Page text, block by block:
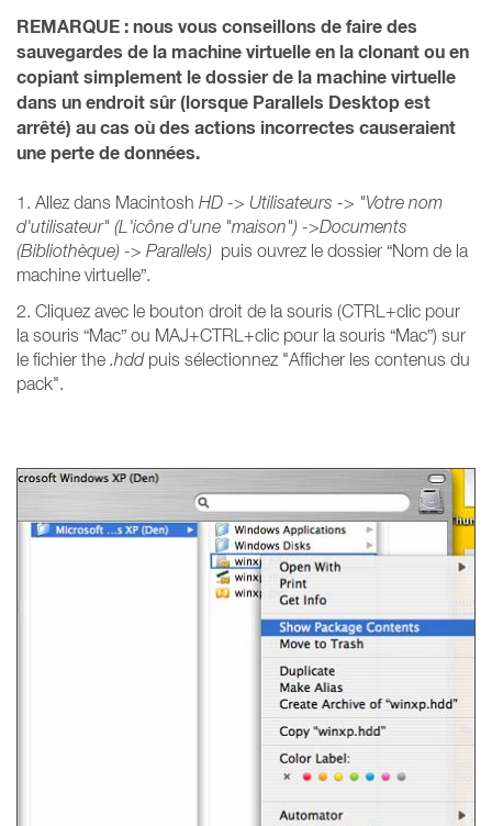
REMARQUE : nous vous conseillons de faire des
sauvegardes de la machine virtuelle en la clonant ou en
copiant simplement le dossier de la machine virtuelle
dans un endroit sûr (lorsque Parallels Desktop est
arrêté) au cas où des actions incorrectes causeraient
une perte de données.
1. Allez dans Macintosh HD -> Utilisateurs -> "Votre nom
d'utilisateur" (L'icône d'une "maison") ->Documents
(Bibliothèque) -> Parallels) puis ouvrez le dossier “Nom de la
machine virtuelle”.
2. Cliquez avec le bouton droit de la souris (CTRL+clic pour
la souris “Mac” ou MAJ+CTRL+clic pour la souris “Mac”) sur
le fichier the .hddpuis sélectionnez "Afficher les contenus du
pack".